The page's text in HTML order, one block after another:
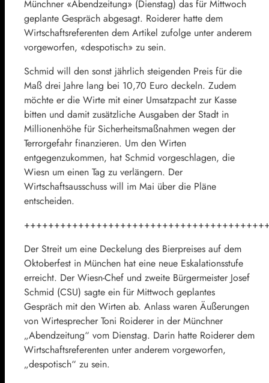
Münchner «Abendzeitung» (Dienstag) das für Mittwoch
geplante Gespräch abgesagt. Roiderer hatte dem
Wirtschaftsreferenten dem Artikel zufolge unter anderem
vorgeworfen, «despotisch» zu sein.
Schmid will den sonst jährlich steigenden Preis für die
Maß drei Jahre lang bei 10,70 Euro deckeln. Zudem
möchte er die Wirte mit einer Umsatzpacht zur Kasse
bitten und damit zusätzliche Ausgaben der Stadt in
Millionenhöhe für Sicherheitsmaßnahmen wegen der
Terrorgefahr finanzieren. Um den Wirten
entgegenzukommen, hat Schmid vorgeschlagen, die
Wiesn um einen Tag zu verlängern. Der
Wirtschaftsausschuss will im Mai über die Pläne
entscheiden.
Der Streit um eine Deckelung des Bierpreises auf dem
Oktoberfest in München hat eine neue Eskalationsstufe
erreicht. Der Wiesn-Chef und zweite Bürgermeister Josef
Schmid (CSU) sagte ein für Mittwoch geplantes
Gespräch mit den Wirten ab. Anlass waren Äußerungen
von Wirtesprecher Toni Roiderer in der Münchner
„Abendzeitung“ vom Dienstag. Darin hatte Roiderer dem
Wirtschaftsreferenten unter anderem vorgeworfen,
„despotisch“ zu sein.